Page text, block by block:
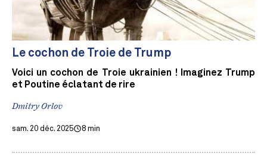
Le cochon de Troie de Trump
Voici un cochon de Troie ukrainien ! Imaginez Trump
et Poutine éclatant de rire
Dmitry Orlov
sam. 20 déc. 2025 8 min